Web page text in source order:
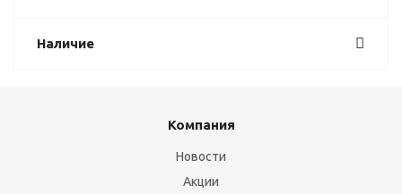
Наличие
Компания
Новости
Акции